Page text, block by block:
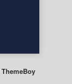
ThemeBoy